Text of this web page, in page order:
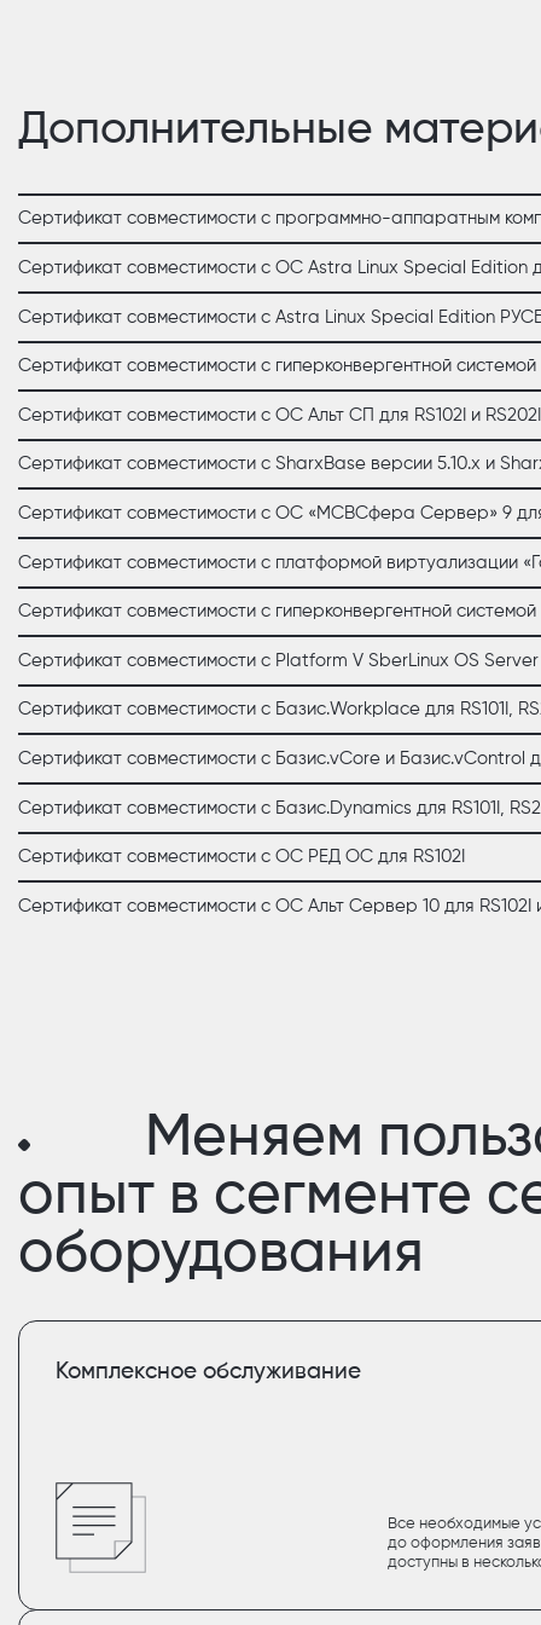
Дополнительные
Сертификат совместимости с программно-аппаратным
Сертификат совместимости с ОС Astra Linux Special Edition
Сертификат совместимости с Astra Linux Special Edition
Сертификат совместимости с гиперконвергентной
Сертификат совместимости с ОС Альт СП для RS102I и RS202I
Сертификат совместимости с SharxBase версии 5.10.x и
Сертификат совместимости с ОС «МСВСфера Сервер» 9 для
Сертификат совместимости с платформой виртуализации
Сертификат совместимости с гиперконвергентной
Сертификат совместимости с Platform V SberLinux OS Server
Сертификат совместимости с Базис.Workplace для RS101I,
Сертификат совместимости с Базис.vCore и Базис.vControl
Сертификат совместимости с Базис.Dynamics для RS101I,
Сертификат совместимости с ОС РЕД ОС для RS102I
Сертификат совместимости с ОС Альт Сервер 10 для RS102I
Меняем
опыт в сегменте
оборудования
Комплексное обслуживание
Все необходимые
до оформления
доступны в